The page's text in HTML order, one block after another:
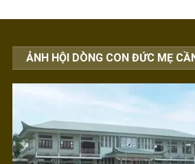
ẢNH HỘI DÒNG CON ĐỨC MẸ